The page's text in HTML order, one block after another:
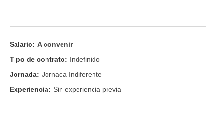
Salario: A convenir
Tipo de contrato: Indefinido
Jornada: Jornada Indiferente
Experiencia: Sin experiencia previa